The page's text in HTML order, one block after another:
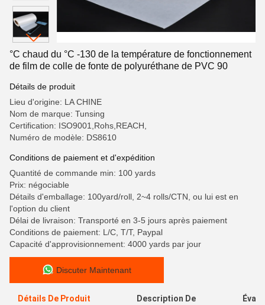
°C chaud du °C -130 de la température de fonctionnement
de film de colle de fonte de polyuréthane de PVC 90
Détails de produit
Lieu d'origine: LA CHINE
Nom de marque: Tunsing
Certification: ISO9001,Rohs,REACH,
Numéro de modèle: DS8610
Conditions de paiement et d'expédition
Quantité de commande min: 100 yards
Prix: négociable
Détails d'emballage: 100yard/roll, 2~4 rolls/CTN, ou lui est en
l'option du client
Délai de livraison: Transporté en 3-5 jours après paiement
Conditions de paiement: L/C, T/T, Paypal
Capacité d'approvisionnement: 4000 yards par jour
Discuter Maintenant
Détails De Produit
Description De